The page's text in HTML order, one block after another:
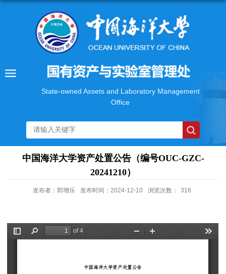
State-owned Assets and Laboratory Management
Office
中国海洋大学资产处置公告（编号OUC-GZC-
20241210）
发布者：郭增乐 发布时间：2024-12-10 浏览次数： 316